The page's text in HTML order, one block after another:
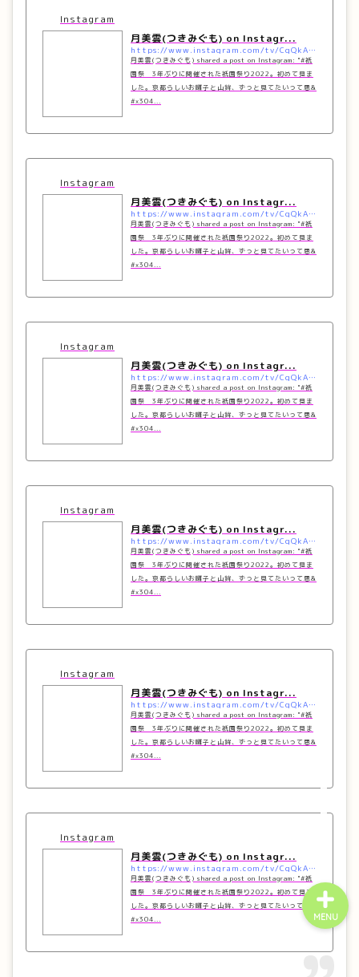
Instagram
月美雲(つきみぐも) on Instagr...
https://www.instagram.com/tv/CgQkAEYpf7k/?utm_source=ig_embed&#038;utm_campaign=loading
月美雲(つきみぐも) shared a post on Instagram: "#祇
園祭 3年ぶりに開催された祇園祭り2022。初めて見ま
した。京都らしいお囃子と山鉾、ずっと見てたいって思&
#x304...
Instagram
月美雲(つきみぐも) on Instagr...
https://www.instagram.com/tv/CgQkAEYpf7k/?utm_source=ig_embed&#038;utm_campaign=loading
月美雲(つきみぐも) shared a post on Instagram: "#祇
園祭 3年ぶりに開催された祇園祭り2022。初めて見ま
した。京都らしいお囃子と山鉾、ずっと見てたいって思&
#x304...
Instagram
月美雲(つきみぐも) on Instagr...
https://www.instagram.com/tv/CgQkAEYpf7k/?utm_source=ig_embed&#038;utm_campaign=loading
月美雲(つきみぐも) shared a post on Instagram: "#祇
園祭 3年ぶりに開催された祇園祭り2022。初めて見ま
した。京都らしいお囃子と山鉾、ずっと見てたいって思&
#x304...
Instagram
月美雲(つきみぐも) on Instagr...
https://www.instagram.com/tv/CgQkAEYpf7k/?utm_source=ig_embed&#038;utm_campaign=loading
月美雲(つきみぐも) shared a post on Instagram: "#祇
園祭 3年ぶりに開催された祇園祭り2022。初めて見ま
した。京都らしいお囃子と山鉾、ずっと見てたいって思&
#x304...
Instagram
月美雲(つきみぐも) on Instagr...
https://www.instagram.com/tv/CgQkAEYpf7k/?utm_source=ig_embed&#038;utm_campaign=loading
月美雲(つきみぐも) shared a post on Instagram: "#祇
園祭 3年ぶりに開催された祇園祭り2022。初めて見ま
した。京都らしいお囃子と山鉾、ずっと見てたいって思&
#x304...
Instagram
月美雲(つきみぐも) on Instagr...
https://www.instagram.com/tv/CgQkAEYpf7k/?utm_source=ig_embed&#038;utm_campaign=loading
月美雲(つきみぐも) shared a post on Instagram: "#祇
園祭 3年ぶりに開催された祇園祭り2022。初めて見ま
した。京都らしいお囃子と山鉾、ずっと見てたいって思&
#x304...
MENU
ホーム
お問い合わせ